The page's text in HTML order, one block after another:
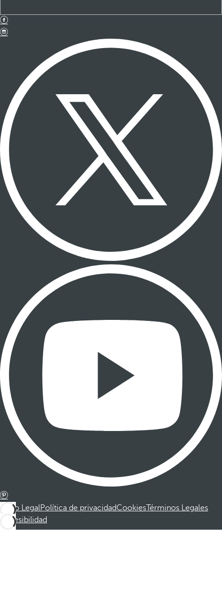
Aviso LegalPolítica de privacidadCookiesTérminos Legales
Accesibilidad